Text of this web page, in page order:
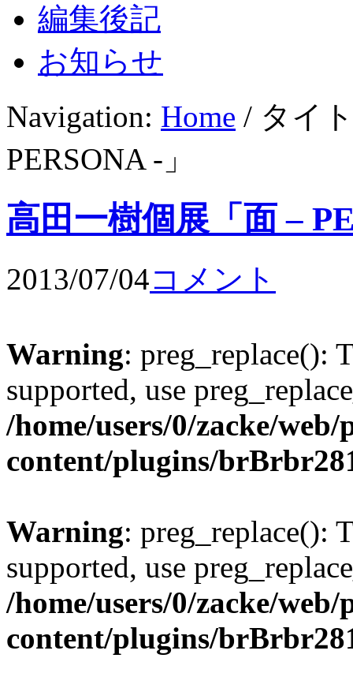
編集後記
お知らせ
Navigation: Home / タイ
PERSONA -」
高田一樹個展「面 –
2013/07/04コメント
Warning: preg_replace():
supported, use
/home/users/0/zacke/
content/plugins/
Warning: preg_replace():
supported, use
/home/users/0/zacke/
content/plugins/